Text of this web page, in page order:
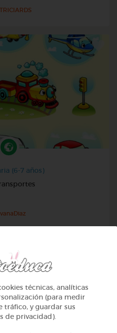
(6-7 años)
técnicas, analíticas
(para medir
tráfico, y guardar sus
de privacidad).